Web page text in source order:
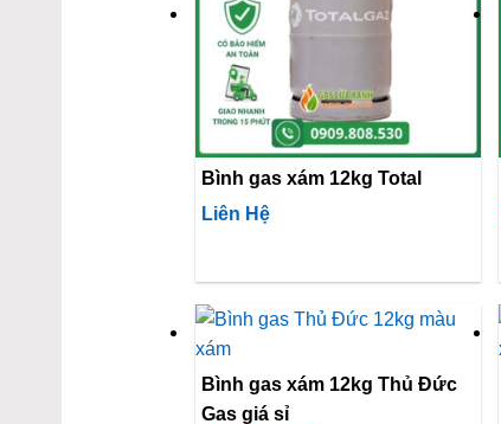
Bình gas xám 12kg Total
Liên Hệ
Bình gas xám 12kg Thủ Đức
Gas giá sỉ